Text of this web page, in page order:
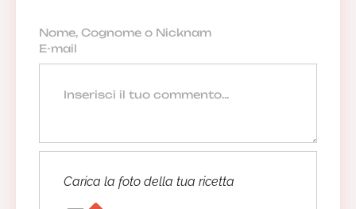
Carica la foto della tua ricetta